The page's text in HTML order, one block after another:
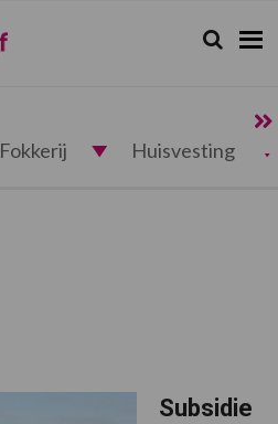
Zoeken...
Zoek
Fokkerij Huisvesting
Subsidie